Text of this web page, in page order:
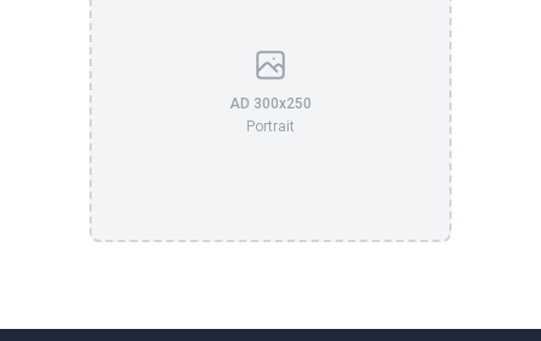
AD 300x250
Portrait